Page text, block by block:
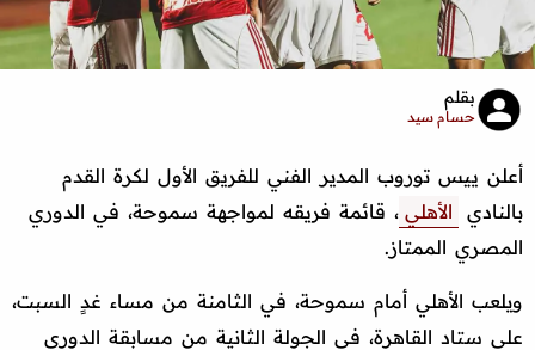
بقلم
حسام سيد
أعلن ييس توروب المدير الفني للفريق الأول لكرة القدم
بالنادي
الأهلي ، قائمة فريقه لمواجهة سموحة، في الدوري
المصري الممتاز.
ويلعب الأهلي أمام سموحة، في الثامنة من مساء غدٍ السبت،
على ستاد القاهرة، في الجولة الثانية من مسابقة الدوري